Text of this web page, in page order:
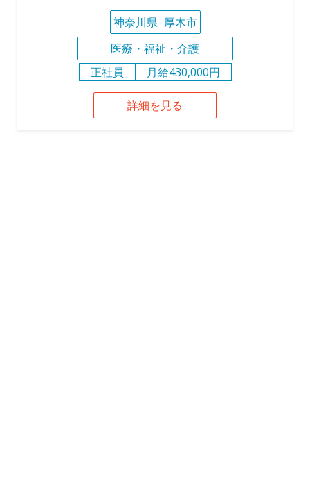
神奈川県 厚木市
医療・福祉・介護
正社員
月給430,000円
詳細を見る